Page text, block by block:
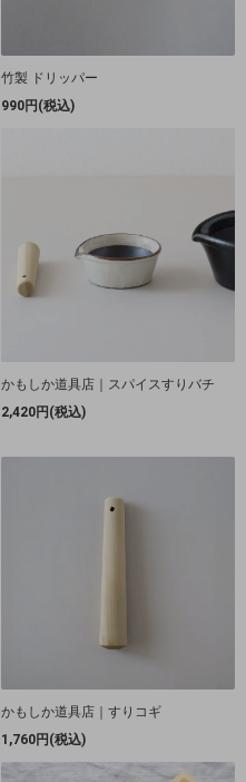
竹製 ドリッパー
990円(税込)
かもしか道具店｜スパイスすりバチ
2,420円(税込)
かもしか道具店｜すりコギ
1,760円(税込)